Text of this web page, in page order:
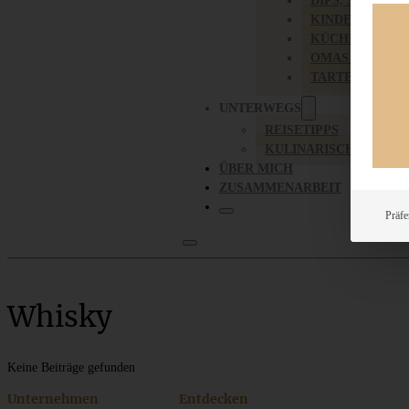
UNTERWEGS
REISETIPPS
KULINARISCH
ÜBER MICH
ZUSAMMENARBEIT
Whisky
Keine Beiträge gefunden
Unternehmen Entdecken